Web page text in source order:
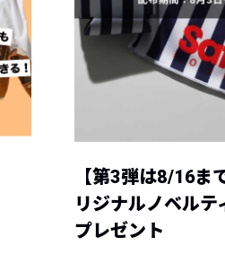
【第3弾は8/16ま
リジナルノベルテ
プレゼント